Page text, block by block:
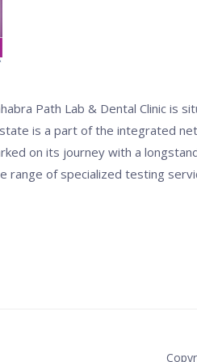
Path Lab & Dental Clinic is
is a part of the integrated
on its journey with a
range of specialized testing